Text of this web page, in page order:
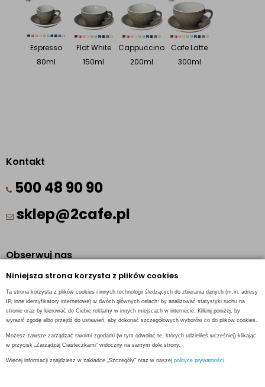
Niniejsza strona korzysta z plików cookies
Ta strona korzysta z plików cookies i innych technologii śledzących do zbierania danych (m.in. adresy
IP, inne identyfikatory internetowe) w dwóch głównych celach: by analizować statystyki ruchu na
stronie oraz by kierować do Ciebie reklamy w innych miejscach w internecie. Kliknij poniżej, by
wyrazić zgodę albo przejdź do ustawień, aby dokonać szczegółowych wyborów co do plików cookies.
Możesz zawsze zarządzać swoimi zgodami (w tym odwołać te, których udzieliłeś wcześniej) klikając
w przycisk „Zarządzaj Ciasteczkami” widoczny na samym dole strony.
Więcej informacji znajdziesz w zakładce „Szczegóły” oraz w naszej polityce prywatności.
Espresso
80ml
Flat White
150ml
Cappuccino
200ml
Cafe Latte
300ml
Kontakt
500 48 90 90
sklep@2cafe.pl
Obserwuj nas
Facebook
Pinterest
Instagram